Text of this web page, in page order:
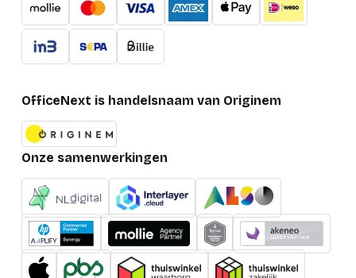
OfficeNext is handelsnaam van Originem
Onze samenwerkingen